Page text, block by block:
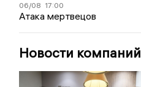
06/08 17:00
Атака мертвецов
Новости компаний